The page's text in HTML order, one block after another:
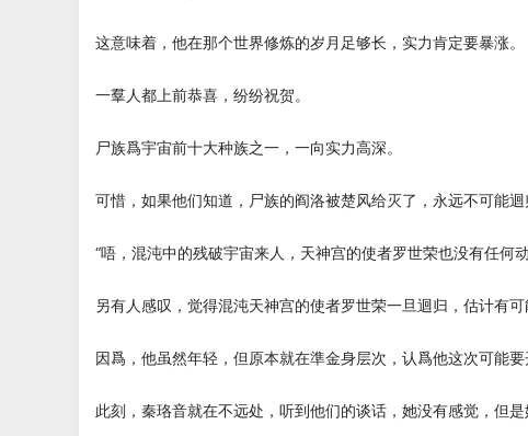
这意味着，他在那个世界修炼的岁月足够长，实力肯定要暴涨。
一羣人都上前恭喜，纷纷祝贺。
尸族爲宇宙前十大种族之一，一向实力高深。
可惜，如果他们知道，尸族的阎洛被楚风给灭了，永远不可能迴
“唔，混沌中的残破宇宙来人，天神宫的使者罗世荣也没有任何
另有人感叹，觉得混沌天神宫的使者罗世荣一旦迴归，估计有可
因爲，他虽然年轻，但原本就在準金身层次，认爲他这次可能要
此刻，秦珞音就在不远处，听到他们的谈话，她没有感觉，但